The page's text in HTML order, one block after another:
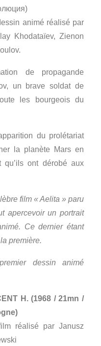
animé réalisé par
Khodataïev, Zienon
de propagande
un brave soldat de
les bourgeois du
du prolétariat
la planète Mars en
qu’ils ont dérobé aux
film « Aelita » paru
apercevoir un portrait
Ce dernier étant
première.
dessin animé
H. (1968 / 21mn /
réalisé par Janusz